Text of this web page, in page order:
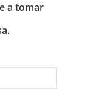
a tomar